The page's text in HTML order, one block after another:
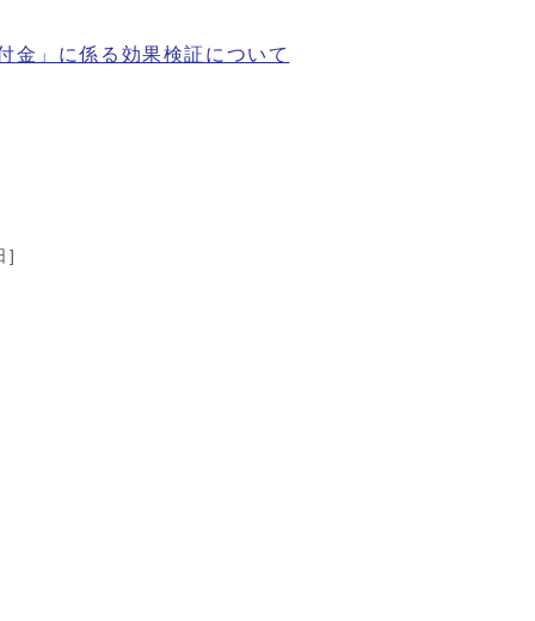
金」に係る効果検証について
]